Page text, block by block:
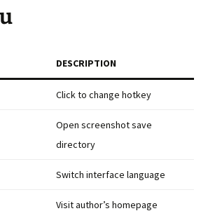
DESCRIPTION
Click to change hotkey
Open screenshot save
directory
Switch interface language
Visit author’s homepage